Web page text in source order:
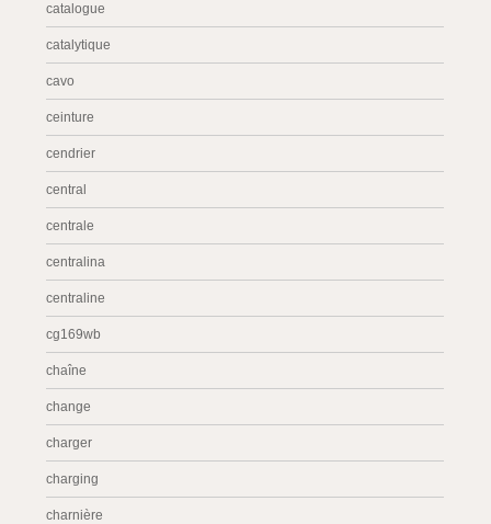
catalogue
catalytique
cavo
ceinture
cendrier
central
centrale
centralina
centraline
cg169wb
chaîne
change
charger
charging
charnière